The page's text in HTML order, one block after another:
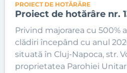
PROIECT DE HOTĂRÂRE
Proiect de hotărâre nr.
Privind majorarea cu 500%
clădiri începând cu anul
situată în Cluj-Napoca, str.
proprietatea Parohiei